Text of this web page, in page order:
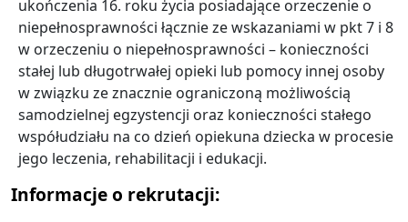
ukończenia 16. roku życia posiadające orzeczenie o
niepełnosprawności łącznie ze wskazaniami w pkt 7 i 8
w orzeczeniu o niepełnosprawności – konieczności
stałej lub długotrwałej opieki lub pomocy innej osoby
w związku ze znacznie ograniczoną możliwością
samodzielnej egzystencji oraz konieczności stałego
współudziału na co dzień opiekuna dziecka w procesie
jego leczenia, rehabilitacji i edukacji.
Informacje o rekrutacji: